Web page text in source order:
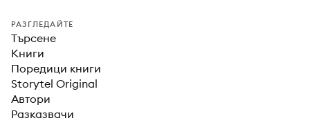
РАЗГЛЕДАЙТЕ
Търсене
Книги
Поредици книги
Storytel Original
Автори
Разказвачи